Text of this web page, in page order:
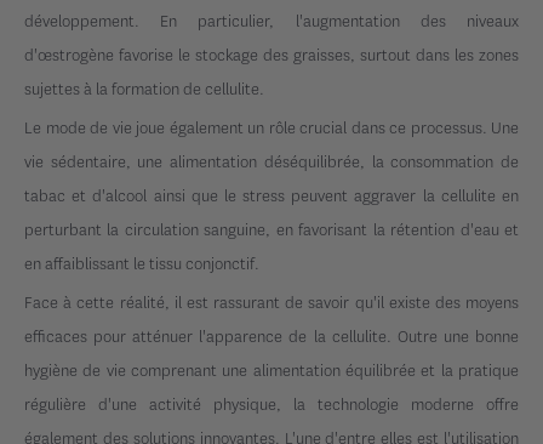
développement. En particulier, l'augmentation des niveaux
d'œstrogène favorise le stockage des graisses, surtout dans les zones
sujettes à la formation de cellulite.
Le mode de vie joue également un rôle crucial dans ce processus. Une
vie sédentaire, une alimentation déséquilibrée, la consommation de
tabac et d'alcool ainsi que le stress peuvent aggraver la cellulite en
perturbant la circulation sanguine, en favorisant la rétention d'eau et
en affaiblissant le tissu conjonctif.
Face à cette réalité, il est rassurant de savoir qu'il existe des moyens
efficaces pour atténuer l'apparence de la cellulite. Outre une bonne
hygiène de vie comprenant une alimentation équilibrée et la pratique
régulière d'une activité physique, la technologie moderne offre
également des solutions innovantes. L'une d'entre elles est l'utilisation